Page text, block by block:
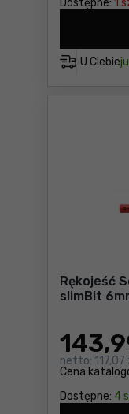
Dostępne: 1
U Ciebie
Rękojeść
slimBit
Cena
143
netto: 117,07
Dostępne: 4